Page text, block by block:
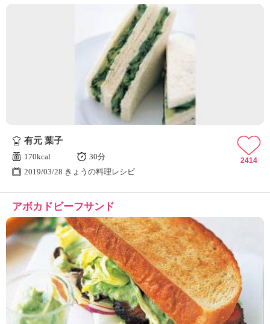
有元 葉子
170kcal
30分
2019/03/28 きょうの料理レシピ
2414
アボカドビーフサンド